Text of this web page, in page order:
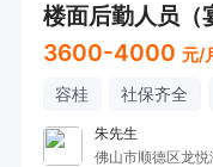
楼面后勤人员（
3600-4000 元/
容桂 社保齐全
朱先生
佛山市顺德区龙